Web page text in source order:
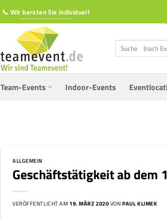
📞 Wir beraten Sie individuell
Suchen
nach:
Team-Events Indoor-Events
ALLGEMEIN
Geschäftstätigkeit ab dem
VERÖFFENTLICHT AM 19. MÄRZ 2020VONPAUL KLIMEK